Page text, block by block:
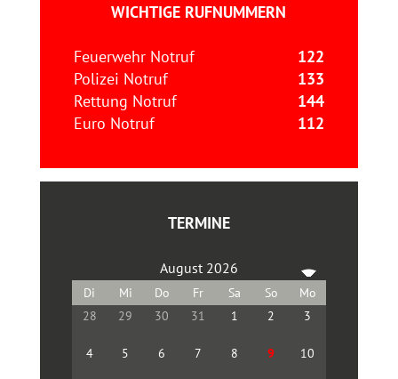
WICHTIGE RUFNUMMERN
Feuerwehr Notruf
122
Polizei Notruf
133
Rettung Notruf
144
Euro Notruf
112
TERMINE
August 2026
28 29 30 31 1 2 3
4 5 6 7 8 9 10